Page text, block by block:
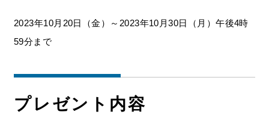
2023年10月20日（金）～2023年10月30日（月）午後4時
59分まで
プレゼント内容